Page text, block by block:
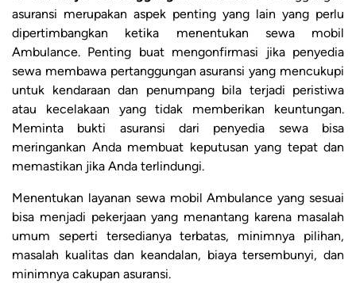
asuransi merupakan aspek penting yang lain yang perlu
dipertimbangkan ketika menentukan sewa mobil
Ambulance. Penting buat mengonfirmasi jika penyedia
sewa membawa pertanggungan asuransi yang mencukupi
untuk kendaraan dan penumpang bila terjadi peristiwa
atau kecelakaan yang tidak memberikan keuntungan.
Meminta bukti asuransi dari penyedia sewa bisa
meringankan Anda membuat keputusan yang tepat dan
memastikan jika Anda terlindungi.
Menentukan layanan sewa mobil Ambulance yang sesuai
bisa menjadi pekerjaan yang menantang karena masalah
umum seperti tersedianya terbatas, minimnya pilihan,
masalah kualitas dan keandalan, biaya tersembunyi, dan
minimnya cakupan asuransi.